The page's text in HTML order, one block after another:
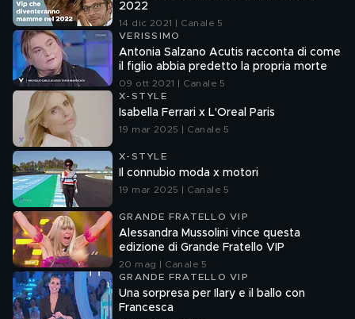
2022
14 dic 2021 | Canale 5
VERISSIMO
Antonia Salzano Acutis racconta di come
il figlio abbia predetto la propria morte
09 ott 2021 | Canale 5
X-STYLE
Isabella Ferrari x L'Oreal Paris
19 mar 2025 | Canale 5
X-STYLE
Il connubio moda x motori
19 mar 2025 | Canale 5
GRANDE FRATELLO VIP
Alessandra Mussolini vince questa
edizione di Grande Fratello VIP
20 mag | Canale 5
GRANDE FRATELLO VIP
Una sorpresa per Ilary e il ballo con
Francesca